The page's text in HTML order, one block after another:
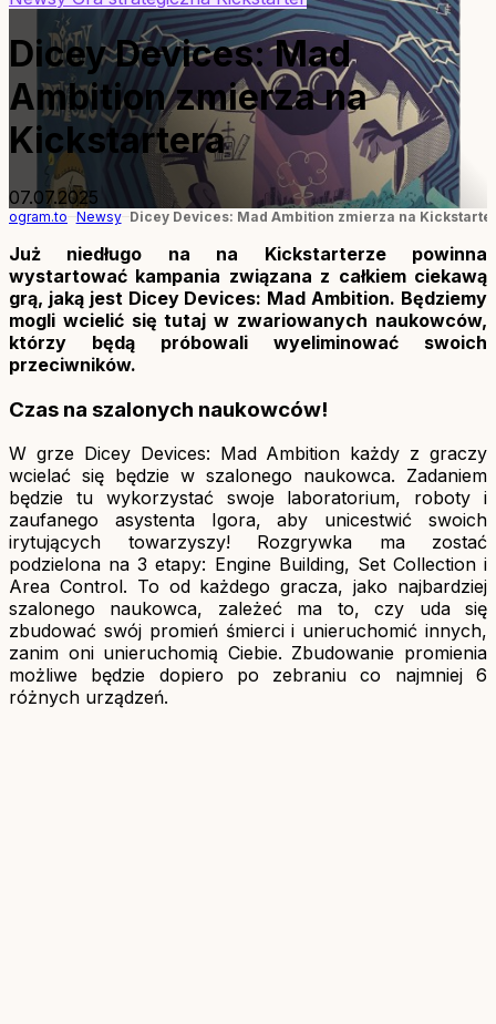
Dicey Devices: Mad
Ambition zmierza na
Kickstartera
07.07.2025
ogram.to Newsy Dicey Devices: Mad Ambition zmierza na
Już niedługo na na Kickstarterze powinna
wystartować kampania związana z całkiem ciekawą
grą, jaką jest Dicey Devices: Mad Ambition. Będziemy
mogli wcielić się tutaj w zwariowanych naukowców,
którzy będą próbowali wyeliminować swoich
przeciwników.
Czas na szalonych naukowców!
W grze Dicey Devices: Mad Ambition każdy z graczy
wcielać się będzie w szalonego naukowca. Zadaniem
będzie tu wykorzystać swoje laboratorium, roboty i
zaufanego asystenta Igora, aby unicestwić swoich
irytujących towarzyszy! Rozgrywka ma zostać
podzielona na 3 etapy: Engine Building, Set Collection i
Area Control. To od każdego gracza, jako najbardziej
szalonego naukowca, zależeć ma to, czy uda się
zbudować swój promień śmierci i unieruchomić innych,
zanim oni unieruchomią Ciebie. Zbudowanie promienia
możliwe będzie dopiero po zebraniu co najmniej 6
różnych urządzeń.